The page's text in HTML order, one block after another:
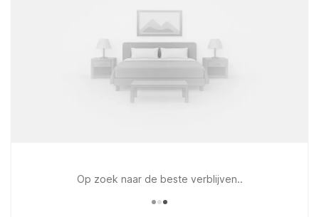
Op zoek naar de beste verblijven..